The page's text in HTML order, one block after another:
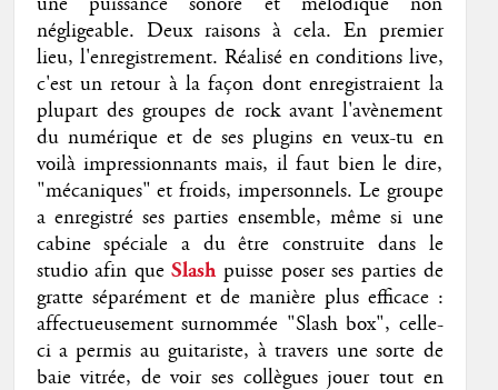
négligeable. Deux raisons à cela. En premier
lieu, l'enregistrement. Réalisé en conditions live,
c'est un retour à la façon dont enregistraient la
plupart des groupes de rock avant l'avènement
du numérique et de ses plugins en veux-tu en
voilà impressionnants mais, il faut bien le dire,
"mécaniques" et froids, impersonnels. Le groupe
a enregistré ses parties ensemble, même si une
cabine spéciale a du être construite dans le
studio afin queSlash puisse poser ses parties de
gratte séparément et de manière plus efficace :
affectueusement surnommée "Slash box", celle-
ci a permis au guitariste, à travers une sorte de
baie vitrée, de voir ses collègues jouer tout en